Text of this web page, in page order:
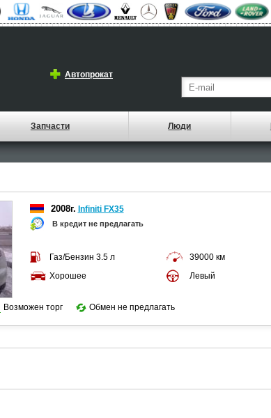
Автопрокат
Запчасти Люди
2008г. Infiniti FX35
В кредит не предлагать
Газ/Бензин 3.5 л 39000 км
Хорошее
Левый
Возможен торг Обмен не предлагать